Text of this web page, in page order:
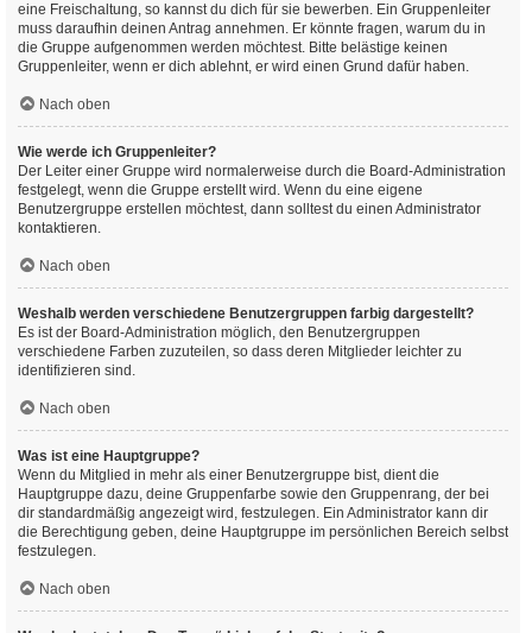
eine Freischaltung, so kannst du dich für sie bewerben. Ein Gruppenleiter
muss daraufhin deinen Antrag annehmen. Er könnte fragen, warum du in
die Gruppe aufgenommen werden möchtest. Bitte belästige keinen
Gruppenleiter, wenn er dich ablehnt, er wird einen Grund dafür haben.
Nach oben
Wie werde ich Gruppenleiter?
Der Leiter einer Gruppe wird normalerweise durch die Board-Administration
festgelegt, wenn die Gruppe erstellt wird. Wenn du eine eigene
Benutzergruppe erstellen möchtest, dann solltest du einen Administrator
kontaktieren.
Nach oben
Weshalb werden verschiedene Benutzergruppen farbig dargestellt?
Es ist der Board-Administration möglich, den Benutzergruppen
verschiedene Farben zuzuteilen, so dass deren Mitglieder leichter zu
identifizieren sind.
Nach oben
Was ist eine Hauptgruppe?
Wenn du Mitglied in mehr als einer Benutzergruppe bist, dient die
Hauptgruppe dazu, deine Gruppenfarbe sowie den Gruppenrang, der bei
dir standardmäßig angezeigt wird, festzulegen. Ein Administrator kann dir
die Berechtigung geben, deine Hauptgruppe im persönlichen Bereich selbst
festzulegen.
Nach oben